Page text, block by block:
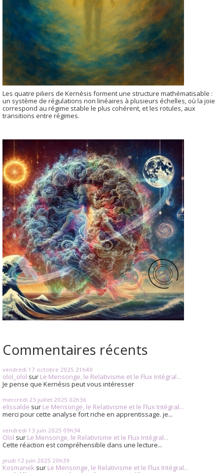
Les quatre piliers de Kernésis forment une structure mathématisable :
un système de régulations non linéaires à plusieurs échelles, où la joie
correspond au régime stable le plus cohérent, et les rotules, aux
transitions entre régimes.
Commentaires récents
vendredi 17 octobre 2025 21h40
olol_olol sur Le Mensonge, le Relativisme et le Flux Intégral...
Je pense que Kernésis peut vous intéresser
mercredi 23 juillet 2025 02h36
elissalde sur Le Mensonge, le Relativisme et le Flux Intégral...
merci pour cette analyse fort riche en apprentissage. je...
vendredi 13 juin 2025 09h34
Olol sur Le Mensonge, le Relativisme et le Flux Intégral...
Cette réaction est compréhensible dans une lecture...
jeudi 12 juin 2025 20h39
Kosmanek sur Le Mensonge, le Relativisme et le Flux Intégral...